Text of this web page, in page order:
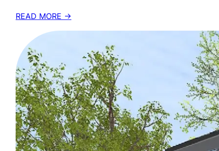
READ MORE →